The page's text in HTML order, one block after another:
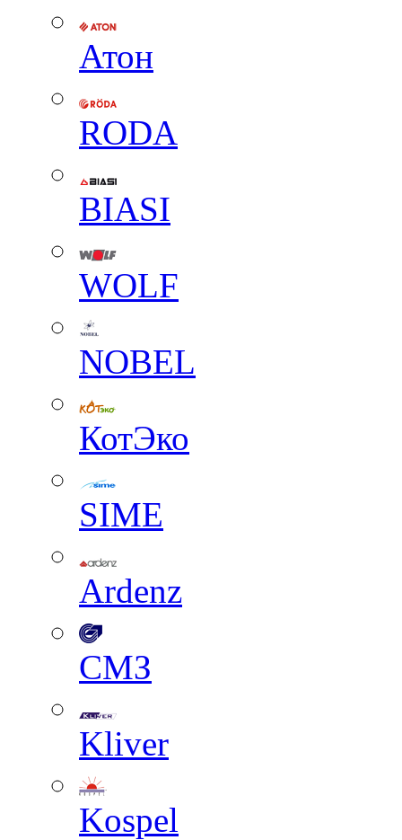
Атон
RODA
BIASI
WOLF
NOBEL
КотЭко
SIME
Ardenz
СМЗ
Kliver
Kospel